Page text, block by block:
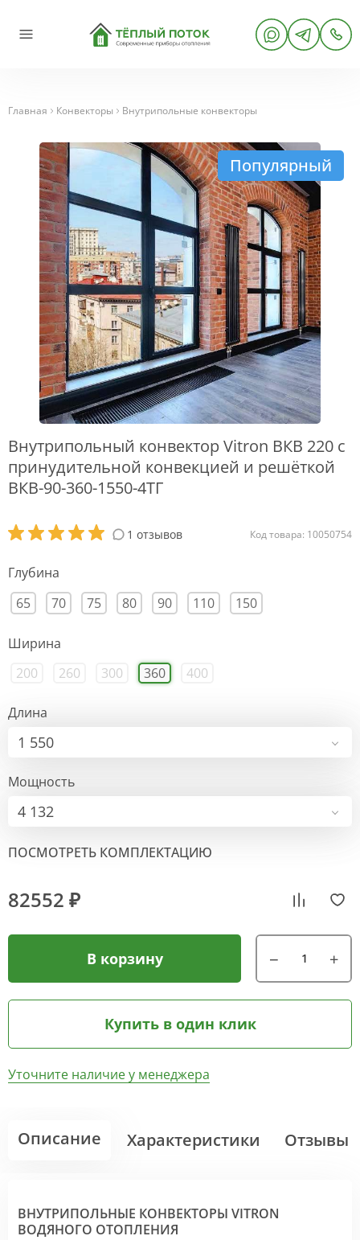
Главная Конвекторы Внутрипольные конвекторы
Популярный
Внутрипольный конвектор Vitron ВКВ 220 с
принудительной конвекцией и решёткой
ВКВ-90-360-1550-4ТГ
1 отзывов Код товара: 10050754
Глубина
65
70 75 80 90 110 150
Ширина
200
260 300 360 400
Длина
1 550
Мощность
4 132
ПОСМОТРЕТЬ КОМПЛЕКТАЦИЮ
82552 ₽
В корзину
Купить в один клик
Уточните наличие у менеджера
Описание Характеристики Отзывы
ВНУТРИПОЛЬНЫЕ КОНВЕКТОРЫ VITRON
ВОДЯНОГО ОТОПЛЕНИЯ